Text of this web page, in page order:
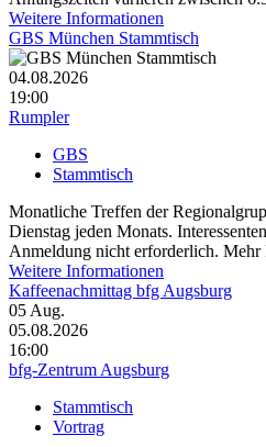
Weitere Informationen
GBS München Stammtisch
04.08.2026
19:00
Rumpler
GBS
Stammtisch
Monatliche Treffen der
Dienstag jeden Monats.
Anmeldung nicht erforderlich.
Weitere Informationen
Kaffeenachmittag bfg Augsburg
05 Aug.
05.08.2026
16:00
bfg-Zentrum Augsburg
Stammtisch
Vortrag